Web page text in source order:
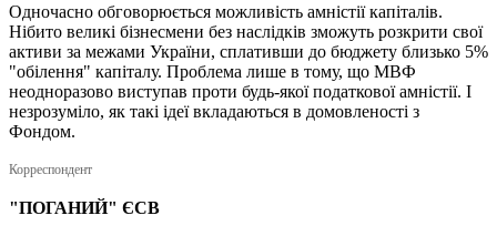
Одночасно обговорюється можливість амністії капіталів.
Нібито великі бізнесмени без наслідків зможуть розкрити свої
активи за межами України, сплативши до бюджету близько 5%
"обілення" капіталу. Проблема лише в тому, що МВФ
неодноразово виступав проти будь-якої податкової амністії. І
незрозуміло, як такі ідеї вкладаються в домовленості з
Фондом.
Корреспондент
"ПОГАНИЙ" ЄСВ